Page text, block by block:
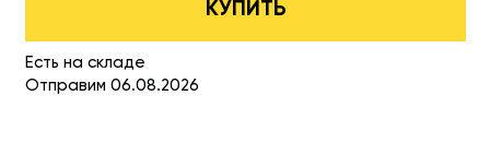
КУПИТЬ
Есть на складе
Отправим 06.08.2026